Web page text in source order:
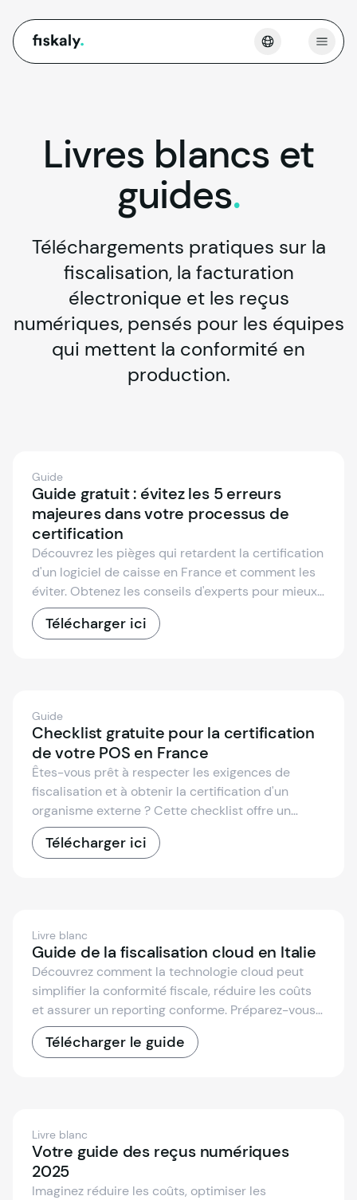
fiskaly.
Livres blancs et
guides.
Téléchargements pratiques sur la
fiscalisation, la facturation
électronique et les reçus
numériques, pensés pour les équipes
qui mettent la conformité en
production.
Guide
Guide gratuit : évitez les 5 erreurs
majeures dans votre processus de
certification
Découvrez les pièges qui retardent la certification
d'un logiciel de caisse en France et comment les
éviter. Obtenez les conseils d'experts pour mieux
planifier, réduire les erreurs et accélérer la
conformité.
Télécharger ici
Guide
Checklist gratuite pour la certification
de votre POS en France
Êtes-vous prêt à respecter les exigences de
fiscalisation et à obtenir la certification d'un
organisme externe ? Cette checklist offre un
aperçu clair des responsabilités :
Télécharger ici
Livre blanc
Guide de la fiscalisation cloud en Italie
Découvrez comment la technologie cloud peut
simplifier la conformité fiscale, réduire les coûts
et assurer un reporting conforme. Préparez-vous
à la transition vers la fiscalisation cloud en Italie !
Télécharger le guide
Livre blanc
Votre guide des reçus numériques
2025
Imaginez réduire les coûts, optimiser les